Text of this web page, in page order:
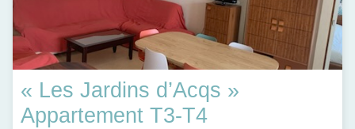
« Les Jardins d’Acqs »
Appartement T3-T4